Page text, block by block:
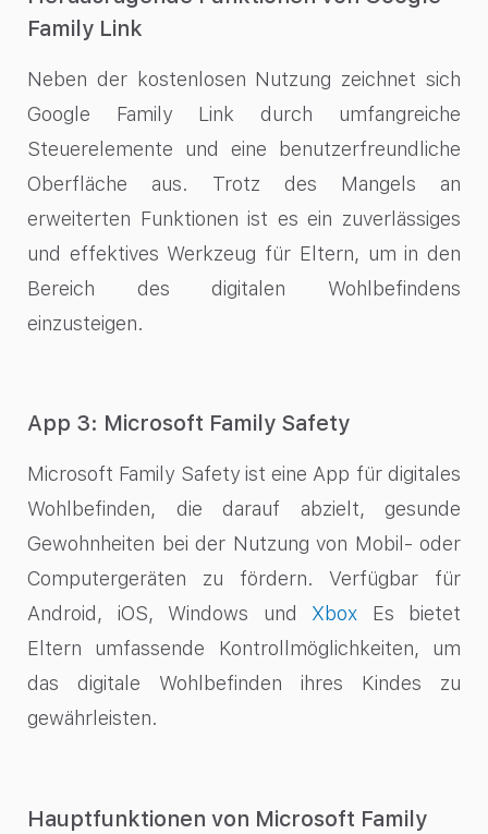
Family Link
Neben der kostenlosen Nutzung zeichnet sich
Google Family Link durch umfangreiche
Steuerelemente und eine benutzerfreundliche
Oberfläche aus. Trotz des Mangels an
erweiterten Funktionen ist es ein zuverlässiges
und effektives Werkzeug für Eltern, um in den
Bereich des digitalen Wohlbefindens
einzusteigen.
App 3: Microsoft Family Safety
Microsoft Family Safety ist eine App für digitales
Wohlbefinden, die darauf abzielt, gesunde
Gewohnheiten bei der Nutzung von Mobil- oder
Computergeräten zu fördern. Verfügbar für
Android, iOS, Windows und Xbox
Es bietet
Eltern umfassende Kontrollmöglichkeiten, um
das digitale Wohlbefinden ihres Kindes zu
gewährleisten.
Hauptfunktionen von Microsoft Family